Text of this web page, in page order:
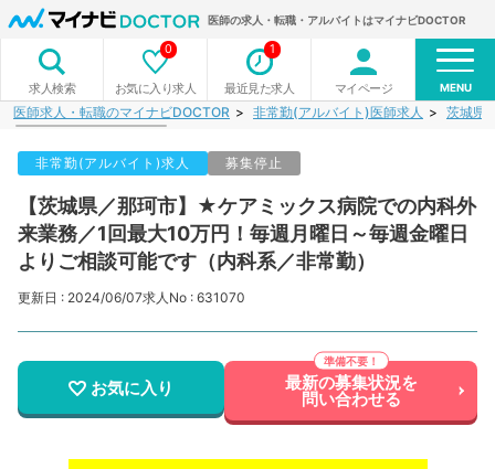
医師の求人・転職・アルバイトはマイナビDOCTOR
求人検索 お気に入り求人
0
最近見た求人
1
マイページ MENU
医師求人・転職のマイナビDOCTOR 非常勤(アルバイト)医師求人 茨城県
非常勤(アルバイト)求人 募集停止
【茨城県／那珂市】★ケアミックス病院での内科外
来業務／1回最大10万円！毎週月曜日～毎週金曜日
よりご相談可能です（内科系／非常勤）
更新日 : 2024/06/07求人No : 631070
お気に入り 最新の募集状況を
問い合わせる